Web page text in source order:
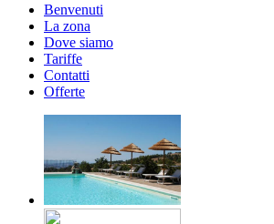
Benvenuti
La zona
Dove siamo
Tariffe
Contatti
Offerte